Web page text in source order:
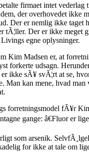
firmaet intet
der overhovedet ikke
Der er nemlig ikke
tÃ¦ller. Der er ikke
egne oplysninger.
Kim Madsen er, at
forkerte udsagn.
ikke sÃ¥ svÃ¦rt at se,
Man kan mene, hvad
forretningsmodel fÃ¥r
gange: â€Fluor er
som arsenik.
for ikke at tale om